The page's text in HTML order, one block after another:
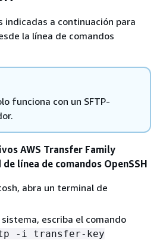
indicadas a continuación para
la línea de comandos
funciona con un SFTP-
AWS Transfer Family
línea de comandos OpenSSH
abra un terminal de
escriba el comando
-i transfer-key